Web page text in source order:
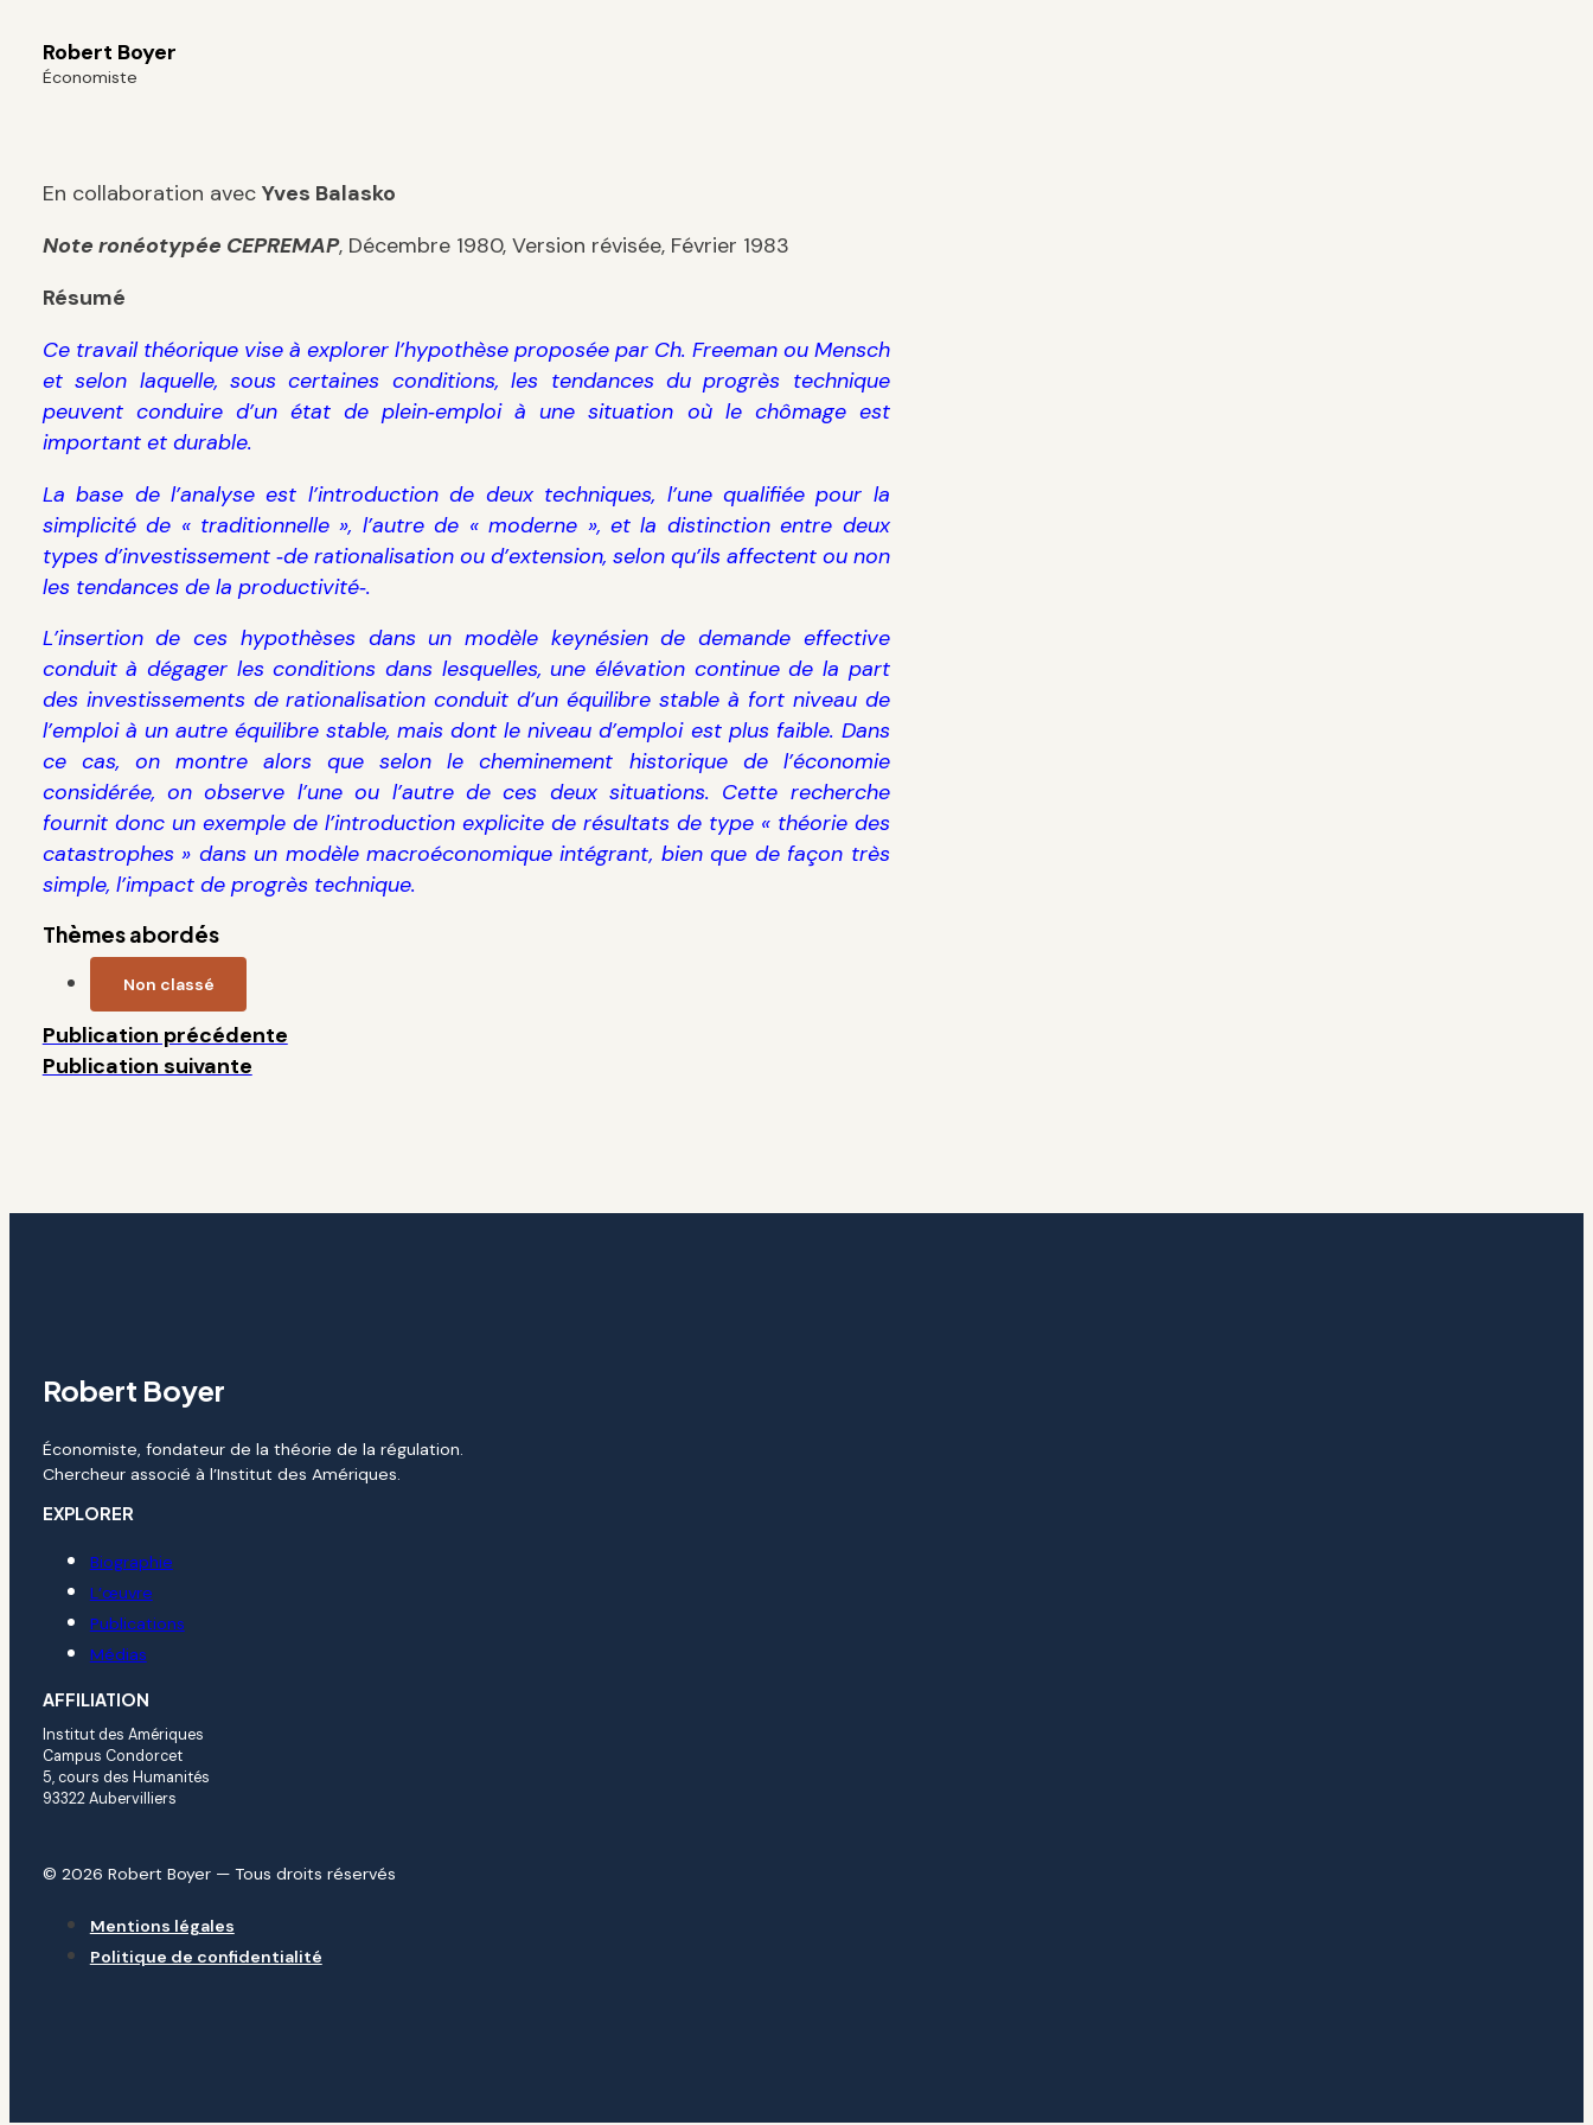
Robert Boyer
Économiste
En collaboration avec Yves Balasko
Note ronéotypée CEPREMAP, Décembre 1980, Version révisée, Février 1983
Résumé
Ce travail théorique vise à explorer l’hypothèse proposée par Ch. Freeman ou Mensch
et selon laquelle, sous certaines conditions, les tendances du progrès technique
peuvent conduire d’un état de plein‑emploi à une situation où le chômage est
important et durable.
La base de l’analyse est l’introduction de deux techniques, l’une qualifiée pour la
simplicité de « traditionnelle », l’autre de « moderne », et la distinction entre deux
types d’investissement ‑de rationalisation ou d’extension, selon qu’ils affectent ou non
les tendances de la productivité‑.
L’insertion de ces hypothèses dans un modèle keynésien de demande effective
conduit à dégager les conditions dans lesquelles, une élévation continue de la part
des investissements de rationalisation conduit d’un équilibre stable à fort niveau de
l’emploi à un autre équilibre stable, mais dont le niveau d’emploi est plus faible. Dans
ce cas, on montre alors que selon le cheminement historique de l’économie
considérée, on observe l’une ou l’autre de ces deux situations. Cette recherche
fournit donc un exemple de l’introduction explicite de résultats de type « théorie des
catastrophes » dans un modèle macroéconomique intégrant, bien que de façon très
simple, l’impact de progrès technique.
Thèmes abordés
Non classé
Publication précédente
Publication suivante
Robert Boyer
Économiste, fondateur de la théorie de la régulation.
Chercheur associé à l’Institut des Amériques.
EXPLORER
Biographie
L’œuvre
Publications
Médias
AFFILIATION
Institut des Amériques
Campus Condorcet
5, cours des Humanités
93322 Aubervilliers
© 2026 Robert Boyer — Tous droits réservés
Mentions légales
Politique de confidentialité